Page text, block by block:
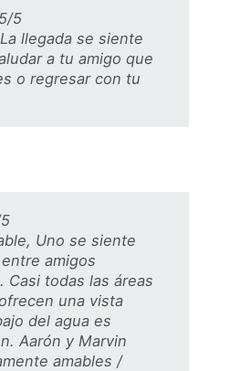
5
llegada se siente
a tu amigo que
o regresar con tu
Uno se siente
amigos
Casi todas las áreas
una vista
del agua es
Aarón y Marvin
amables /